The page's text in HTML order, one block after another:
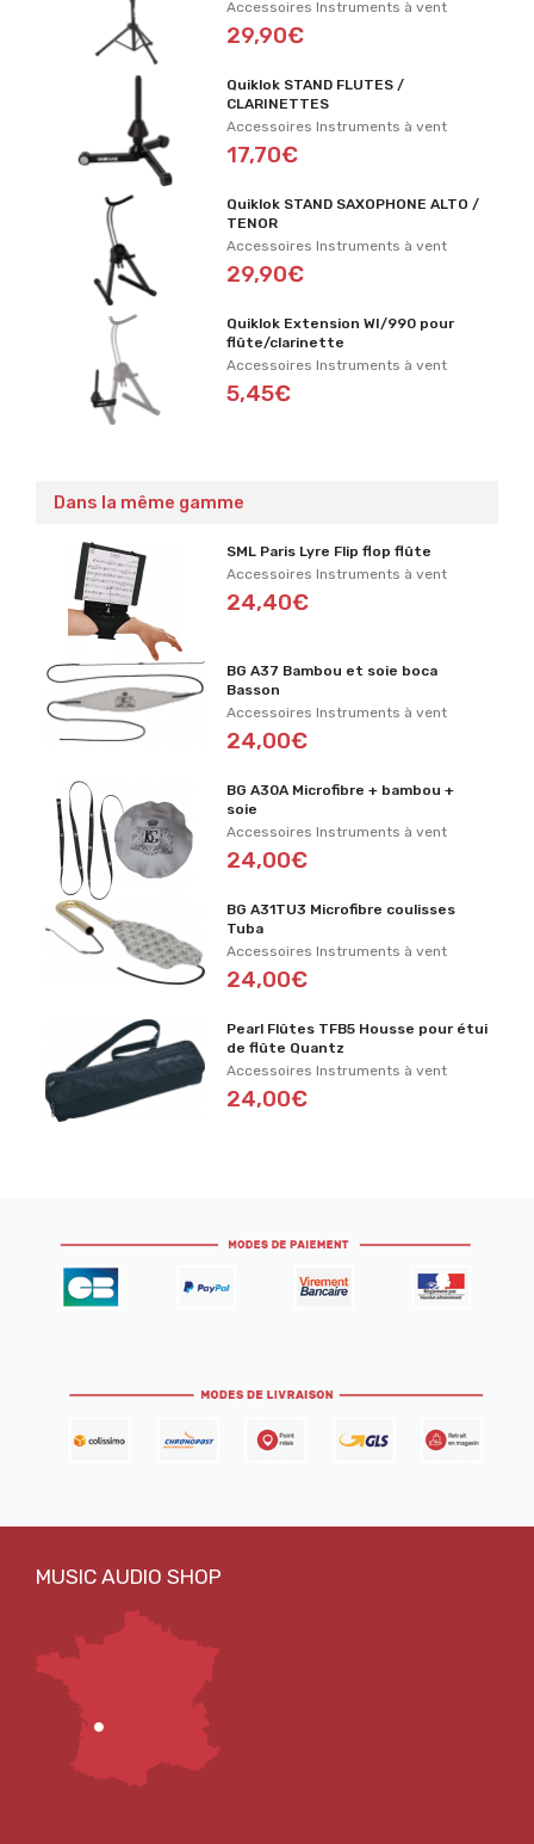
Accessoires Instruments à vent
29,90€
Quiklok STAND FLUTES /
CLARINETTES
Accessoires Instruments à vent
17,70€
Quiklok STAND SAXOPHONE ALTO /
TENOR
Accessoires Instruments à vent
29,90€
Quiklok Extension WI/990 pour
flûte/clarinette
Accessoires Instruments à vent
5,45€
Dans la même gamme
SML Paris Lyre Flip flop flûte
Accessoires Instruments à vent
24,40€
BG A37 Bambou et soie boca
Basson
Accessoires Instruments à vent
24,00€
BG A30A Microfibre + bambou +
soie
Accessoires Instruments à vent
24,00€
BG A31TU3 Microfibre coulisses
Tuba
Accessoires Instruments à vent
24,00€
Pearl Flûtes TFB5 Housse pour étui
de flûte Quantz
Accessoires Instruments à vent
24,00€